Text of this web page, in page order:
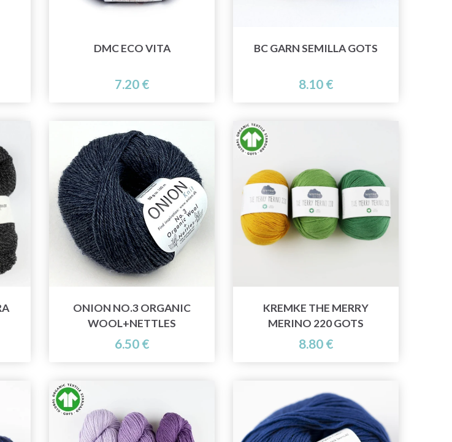
DMC ECO VITA
7.20 €
BC GARN SEMILLA GOTS
8.10 €
ONION NO.3 ORGANIC
WOOL+NETTLES
6.50 €
KREMKE THE MERRY
MERINO 220 GOTS
8.80 €